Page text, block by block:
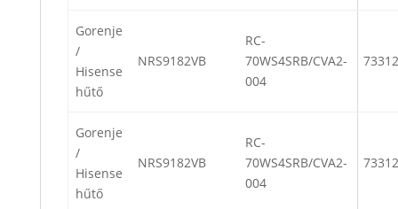
Gorenje
/
Hisense
hűtő
NRS9182VB
RC-
70WS4SRB/CVA2-
004
Gorenje
/
Hisense
hűtő
NRS9182VB
RC-
70WS4SRB/CVA2-
004